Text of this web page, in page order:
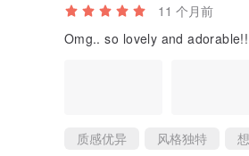
11 个月前
Omg.. so lovely and
质感优异 风格独特